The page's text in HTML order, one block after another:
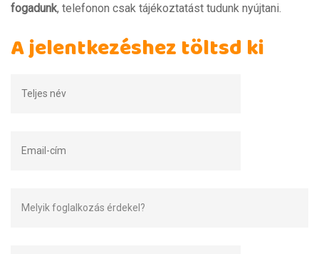
fogadunk, telefonon csak tájékoztatást tudunk nyújtani.
A jelentkezéshez töltsd ki